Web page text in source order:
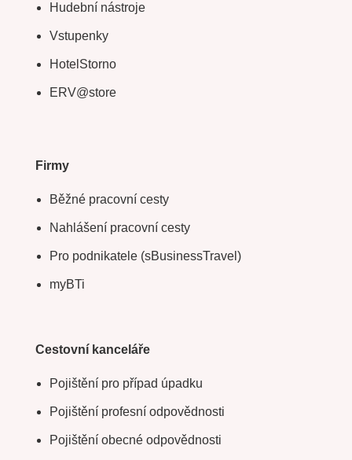
Hudební nástroje
Vstupenky
HotelStorno
ERV@store
Firmy
Běžné pracovní cesty
Nahlášení pracovní cesty
Pro podnikatele (sBusinessTravel)
myBTi
Cestovní kanceláře
Pojištění pro případ úpadku
Pojištění profesní odpovědnosti
Pojištění obecné odpovědnosti